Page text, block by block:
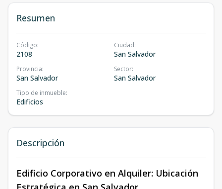
Resumen
Código:
2108
Ciudad:
San Salvador
Provincia:
San Salvador
Sector:
San Salvador
Tipo de inmueble:
Edificios
Descripción
Edificio Corporativo en Alquiler: Ubicación